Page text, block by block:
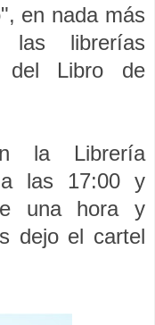
en nada más
librerías
del Libro de
la Librería
a las 17:00 y
una hora y
dejo el cartel